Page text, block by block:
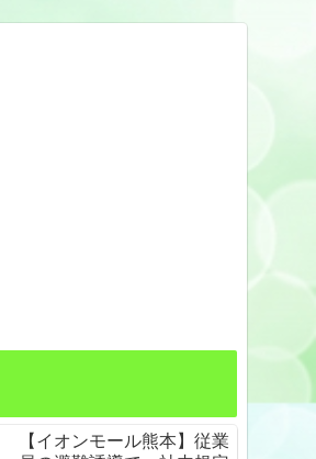
【イオンモール熊本】従業